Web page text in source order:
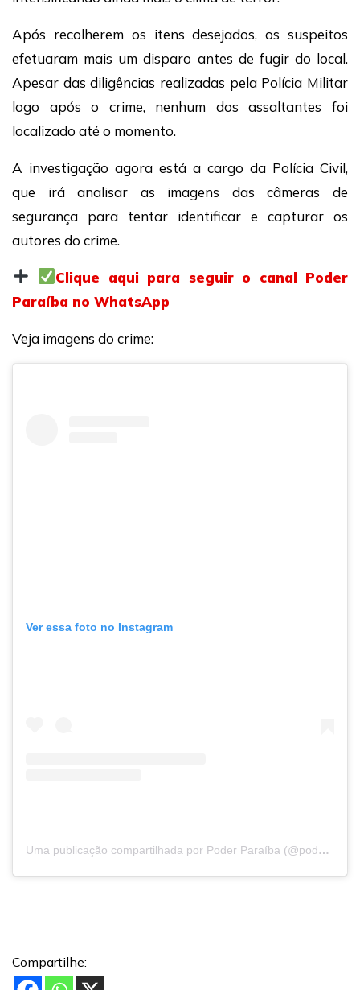
Após recolherem os itens desejados, os suspeitos
efetuaram mais um disparo antes de fugir do local.
Apesar das diligências realizadas pela Polícia Militar
logo após o crime, nenhum dos assaltantes foi
localizado até o momento.
A investigação agora está a cargo da Polícia Civil,
que irá analisar as imagens das câmeras de
segurança para tentar identificar e capturar os
autores do crime.
Clique aqui para seguir o canal Poder
Paraíba no WhatsApp
Veja imagens do crime:
Ver essa foto no Instagram
Uma publicação compartilhada por Poder Paraíba (@poderparaiba)
Compartilhe: